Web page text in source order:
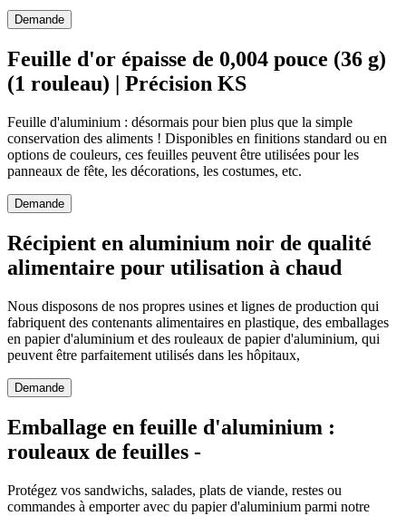
Demande
Feuille d'or épaisse de 0,004 pouce (36 g)
(1 rouleau) | Précision KS
Feuille d'aluminium : désormais pour bien plus que la simple
conservation des aliments ! Disponibles en finitions standard ou en
options de couleurs, ces feuilles peuvent être utilisées pour les
panneaux de fête, les décorations, les costumes, etc.
Demande
Récipient en aluminium noir de qualité
alimentaire pour utilisation à chaud
Nous disposons de nos propres usines et lignes de production qui
fabriquent des contenants alimentaires en plastique, des emballages
en papier d'aluminium et des rouleaux de papier d'aluminium, qui
peuvent être parfaitement utilisés dans les hôpitaux,
Demande
Emballage en feuille d'aluminium :
rouleaux de feuilles -
Protégez vos sandwichs, salades, plats de viande, restes ou
commandes à emporter avec du papier d'aluminium parmi notre